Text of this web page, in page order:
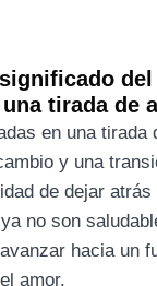
del
tirada de
en una tirada
y una
de dejar
no son
hacia un
amor.